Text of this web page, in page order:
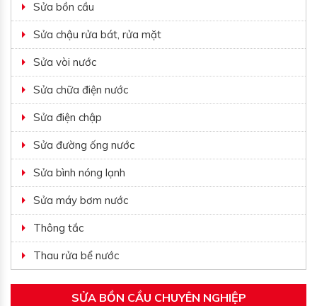
Sửa bồn cầu
Sửa chậu rửa bát, rửa mặt
Sửa vòi nước
Sửa chữa điện nước
Sửa điện chập
Sửa đường ống nước
Sửa bình nóng lạnh
Sửa máy bơm nước
Thông tắc
Thau rửa bể nước
SỬA BỒN CẦU CHUYÊN NGHIỆP